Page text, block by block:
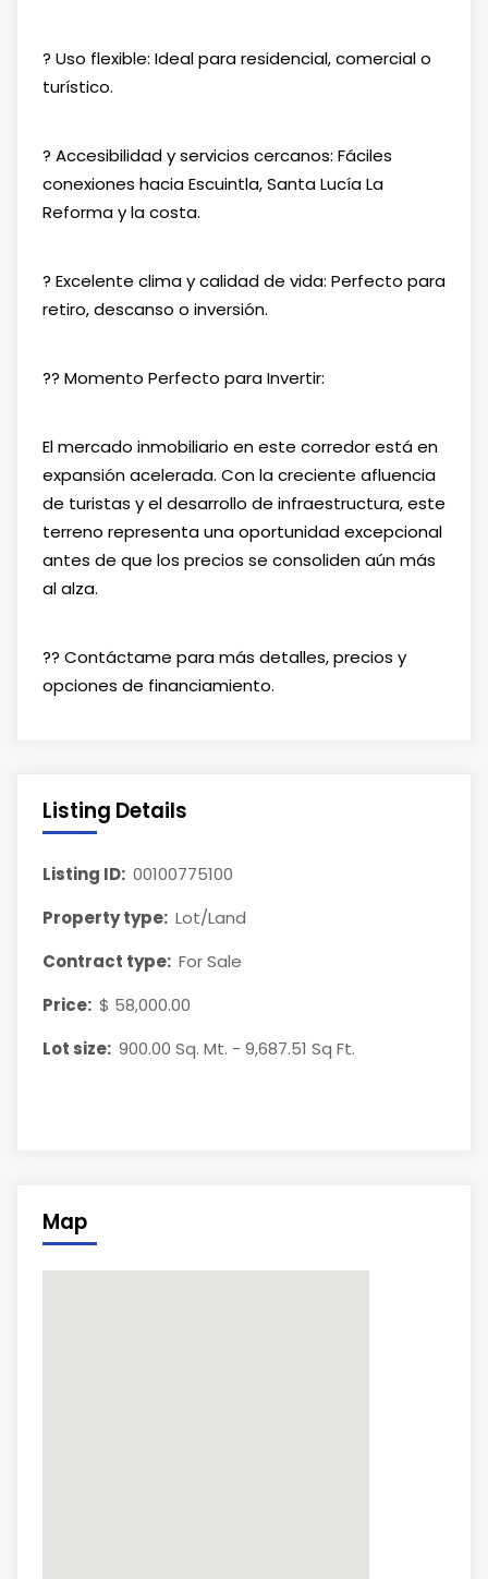
? Uso flexible: Ideal para residencial, comercial o
turístico.
? Accesibilidad y servicios cercanos: Fáciles
conexiones hacia Escuintla, Santa Lucía La
Reforma y la costa.
? Excelente clima y calidad de vida: Perfecto para
retiro, descanso o inversión.
?? Momento Perfecto para Invertir:
El mercado inmobiliario en este corredor está en
expansión acelerada. Con la creciente afluencia
de turistas y el desarrollo de infraestructura, este
terreno representa una oportunidad excepcional
antes de que los precios se consoliden aún más
al alza.
?? Contáctame para más detalles, precios y
opciones de financiamiento.
Listing Details
Listing ID: 00100775100
Property type: Lot/Land
Contract type: For Sale
Price: $ 58,000.00
Lot size: 900.00 Sq. Mt. - 9,687.51 Sq Ft.
Map